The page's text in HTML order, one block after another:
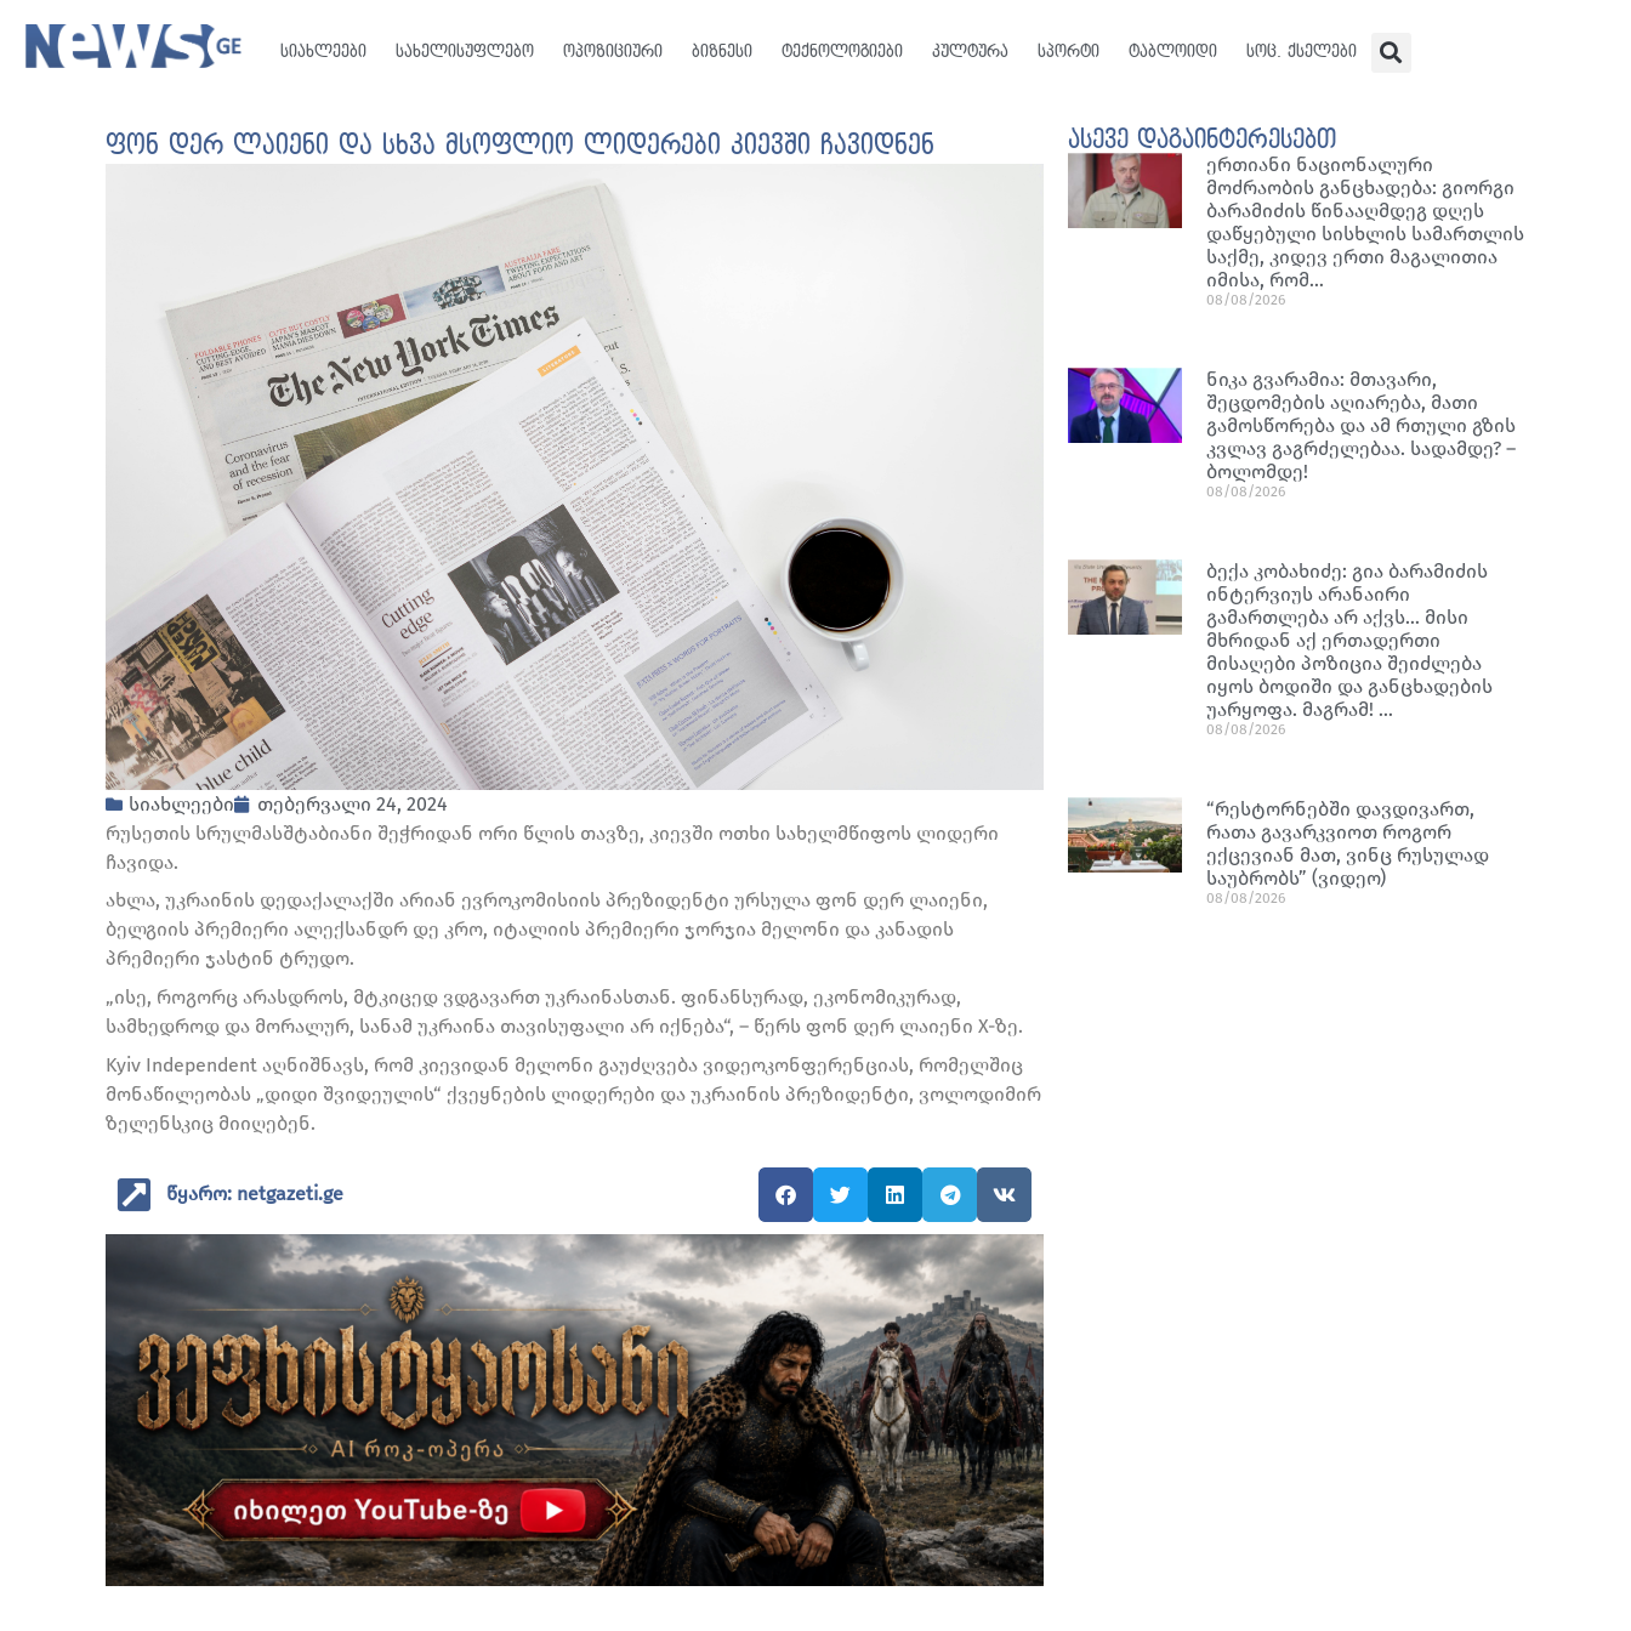
სიახლეები სახელისუფლებო ოპოზიციური ბიზნესი ტექნოლოგიები კულტურა სპორტი ტაბლოიდი სოც. ქსელები
ფონ დერ ლაიენი და სხვა მსოფლიო ლიდერები კიევში ჩავიდნენ
სიახლეები
თებერვალი 24, 2024
რუსეთის სრულმასშტაბიანი შეჭრიდან ორი წლის თავზე, კიევში ოთხი სახელმწიფოს ლიდერი
ჩავიდა.
ახლა, უკრაინის დედაქალაქში არიან ევროკომისიის პრეზიდენტი ურსულა ფონ დერ ლაიენი,
ბელგიის პრემიერი ალექსანდრ დე კრო, იტალიის პრემიერი ჯორჯია მელონი და კანადის
პრემიერი ჯასტინ ტრუდო.
„ისე, როგორც არასდროს, მტკიცედ ვდგავართ უკრაინასთან. ფინანსურად, ეკონომიკურად,
სამხედროდ და მორალურ, სანამ უკრაინა თავისუფალი არ იქნება“, – წერს ფონ დერ ლაიენი X-ზე.
Kyiv Independent აღნიშნავს, რომ კიევიდან მელონი გაუძღვება ვიდეოკონფერენციას, რომელშიც
მონაწილეობას „დიდი შვიდეულის“ ქვეყნების ლიდერები და უკრაინის პრეზიდენტი, ვოლოდიმირ
ზელენსკიც მიიღებენ.
წყარო: netgazeti.ge
ასევე დაგაინტერესებთ
ერთიანი ნაციონალური
მოძრაობის განცხადება: გიორგი
ბარამიძის წინააღმდეგ დღეს
დაწყებული სისხლის სამართლის
საქმე, კიდევ ერთი მაგალითია
იმისა, რომ…
08/08/2026
ნიკა გვარამია: მთავარი,
შეცდომების აღიარება, მათი
გამოსწორება და ამ რთული გზის
კვლავ გაგრძელებაა. სადამდე? –
ბოლომდე!
08/08/2026
ბექა კობახიძე: გია ბარამიძის
ინტერვიუს არანაირი
გამართლება არ აქვს… მისი
მხრიდან აქ ერთადერთი
მისაღები პოზიცია შეიძლება
იყოს ბოდიში და განცხადების
უარყოფა. მაგრამ! …
08/08/2026
“რესტორნებში დავდივართ,
რათა გავარკვიოთ როგორ
ექცევიან მათ, ვინც რუსულად
საუბრობს” (ვიდეო)
08/08/2026